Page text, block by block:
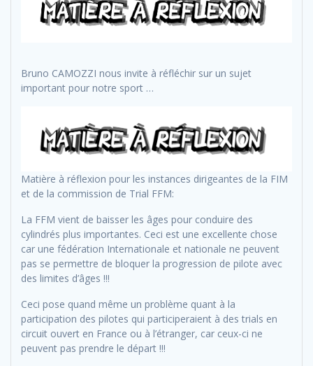
Bruno CAMOZZI nous invite à réfléchir sur un sujet
important pour notre sport …
Matière à réflexion pour les instances dirigeantes de la FIM
et de la commission de Trial FFM:
La FFM vient de baisser les âges pour conduire des
cylindrés plus importantes. Ceci est une excellente chose
car une fédération Internationale et nationale ne peuvent
pas se permettre de bloquer la progression de pilote avec
des limites d’âges !!!
Ceci pose quand même un problème quant à la
participation des pilotes qui participeraient à des trials en
circuit ouvert en France ou à l’étranger, car ceux-ci ne
peuvent pas prendre le départ !!!